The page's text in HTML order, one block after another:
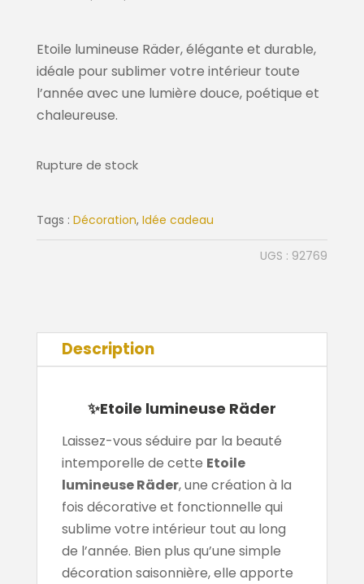
Etoile lumineuse Räder, élégante et durable,
idéale pour sublimer votre intérieur toute
l’année avec une lumière douce, poétique et
chaleureuse.
Rupture de stock
Tags : Décoration, Idée cadeau
UGS : 92769
Description
✨Etoile lumineuse Räder
Laissez-vous séduire par la beauté
intemporelle de cette Etoile
lumineuse Räder, une création à la
fois décorative et fonctionnelle qui
sublime votre intérieur tout au long
de l’année. Bien plus qu’une simple
décoration saisonnière, elle apporte